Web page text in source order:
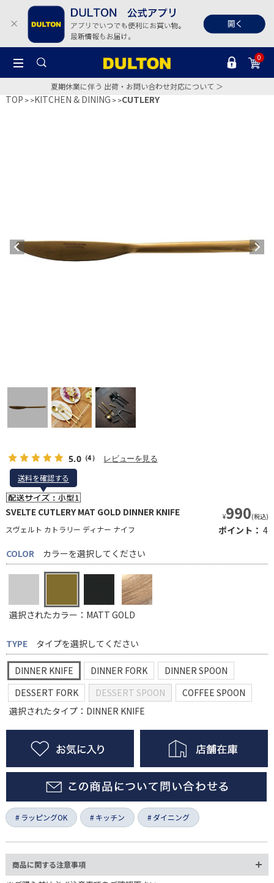
0
夏期休業に伴う 出荷・お問い合わせ対応について ＞
TOP >KITCHEN & DINING >CUTLERY
5.0（4） レビューを見る
送料を確認する
送料を確認する
SVELTE CUTLERY MAT GOLD DINNER KNIFE
スヴェルト カトラリー ディナー ナイフ
¥990(税込)
ポイント： 4
COLOR
カラーを選択してください
選択されたカラー：MATT GOLD
TYPE タイプを選択してください
DINNER KNIFE DINNER FORK
DINNER SPOON
DESSERT FORK
DESSERT SPOON
COFFEE SPOON
選択されたタイプ：DINNER KNIFE
ラッピングOK キッチン ダイニング
商品に関する注意事項